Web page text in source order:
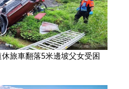
旅車翻落5米邊坡父女受困